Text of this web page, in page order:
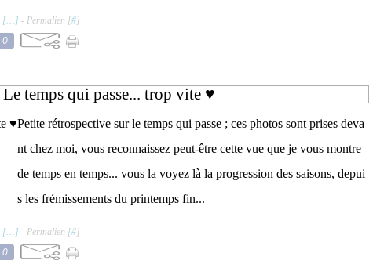
[… ] - Permalien [#]
0
temps qui passe... trop vite ♥
Petite rétrospective sur le temps qui passe ; ces photos sont prises deva
nt chez moi, vous reconnaissez peut-être cette vue que je vous montre
de temps en temps... vous la voyez là la progression des saisons, depui
s les frémissements du printemps fin...
[… ] - Permalien [#]
0